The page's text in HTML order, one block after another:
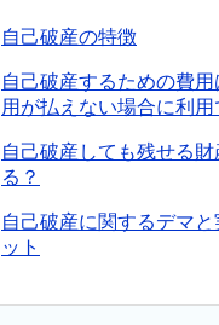
自己破産の特徴
自己破産するための費
用が払えない場合に利
自己破産しても残せる
る？
自己破産に関するデマと
ット